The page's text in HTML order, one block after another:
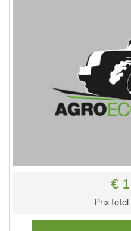
€
Prix total